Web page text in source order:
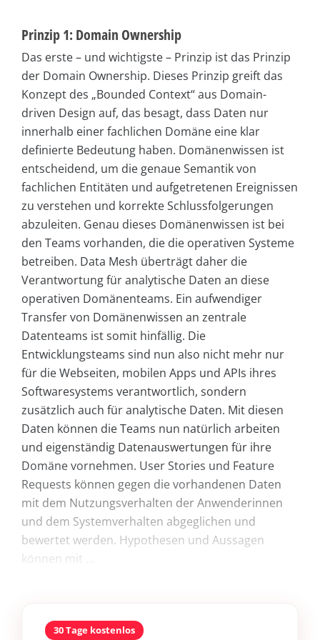
Prinzip 1: Domain Ownership
Das erste – und wichtigste – Prinzip ist das Prinzip
der Domain Ownership. Dieses Prinzip greift das
Konzept des „Bounded Context“ aus Domain-
driven Design auf, das besagt, dass Daten nur
innerhalb einer fachlichen Domäne eine klar
definierte Bedeutung haben. Domänenwissen ist
entscheidend, um die genaue Semantik von
fachlichen Entitäten und aufgetretenen Ereignissen
zu verstehen und korrekte Schlussfolgerungen
abzuleiten. Genau dieses Domänenwissen ist bei
den Teams vorhanden, die die operativen Systeme
betreiben. Data Mesh überträgt daher die
Verantwortung für analytische Daten an diese
operativen Domänenteams. Ein aufwendiger
Transfer von Domänenwissen an zentrale
Datenteams ist somit hinfällig. Die
Entwicklungsteams sind nun also nicht mehr nur
für die Webseiten, mobilen Apps und APIs ihres
Softwaresystems verantwortlich, sondern
zusätzlich auch für analytische Daten. Mit diesen
Daten können die Teams nun natürlich arbeiten
und eigenständig Datenauswertungen für ihre
Domäne vornehmen. User Stories und Feature
Requests können gegen die vorhandenen Daten
mit dem Nutzungsverhalten der Anwenderinnen
und dem Systemverhalten abgeglichen und
bewertet werden. Hypothesen und Aussagen
können mit ...
30 Tage kostenlos